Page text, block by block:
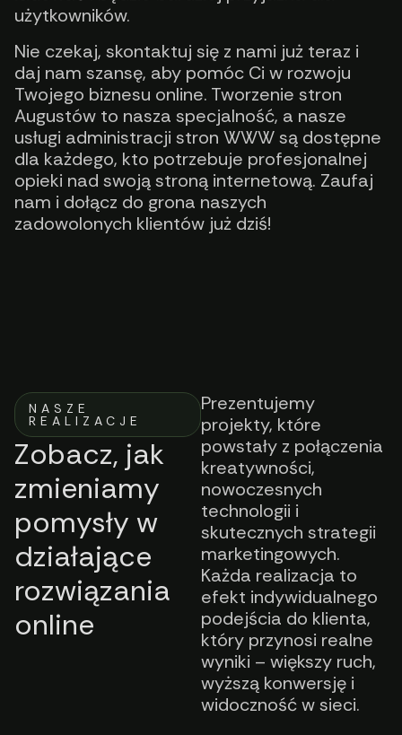
użytkowników.
Nie czekaj, skontaktuj się z nami już teraz i
daj nam szansę, aby pomóc Ci w rozwoju
Twojego biznesu online. Tworzenie stron
Augustów to nasza specjalność, a nasze
usługi administracji stron WWW są dostępne
dla każdego, kto potrzebuje profesjonalnej
opieki nad swoją stroną internetową. Zaufaj
nam i dołącz do grona naszych
zadowolonych klientów już dziś!
NASZE
REALIZACJE
Zobacz, jak
zmieniamy
pomysły w
działające
rozwiązania
online
Prezentujemy
projekty, które
powstały z połączenia
kreatywności,
nowoczesnych
technologii i
skutecznych strategii
marketingowych.
Każda realizacja to
efekt indywidualnego
podejścia do klienta,
który przynosi realne
wyniki – większy ruch,
wyższą konwersję i
widoczność w sieci.